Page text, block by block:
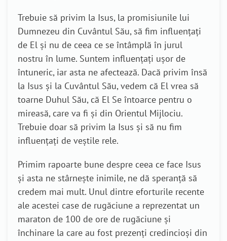
Trebuie să privim la Isus, la promisiunile lui
Dumnezeu din Cuvântul Său, să fim influențați
de El și nu de ceea ce se întâmplă în jurul
nostru în lume. Suntem influențați ușor de
întuneric, iar asta ne afectează. Dacă privim însă
la Isus și la Cuvântul Său, vedem că El vrea să
toarne Duhul Său, că El Se întoarce pentru o
mireasă, care va fi și din Orientul Mijlociu.
Trebuie doar să privim la Isus și să nu fim
influențați de veștile rele.
Primim rapoarte bune despre ceea ce face Isus
și asta ne stârnește inimile, ne dă speranță să
credem mai mult. Unul dintre eforturile recente
ale acestei case de rugăciune a reprezentat un
maraton de 100 de ore de rugăciune și
închinare la care au fost prezenți credincioși din